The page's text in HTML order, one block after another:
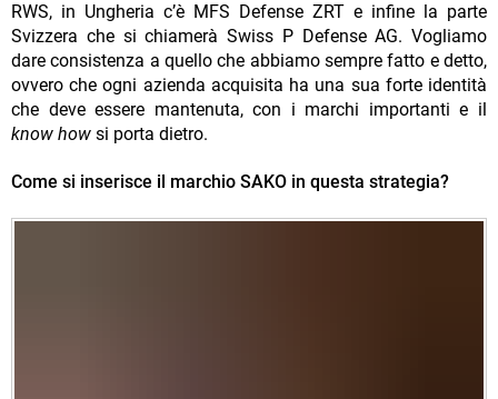
RWS, in Ungheria c’è MFS Defense ZRT e infine la parte
Svizzera che si chiamerà Swiss P Defense AG. Vogliamo
dare consistenza a quello che abbiamo sempre fatto e detto,
ovvero che ogni azienda acquisita ha una sua forte identità
che deve essere mantenuta, con i marchi importanti e il
know how si porta dietro.
Come si inserisce il marchio SAKO in questa strategia?